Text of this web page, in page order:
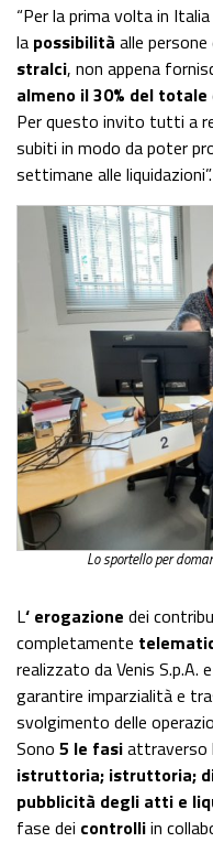
“Per la prima volta in
la possibilità alle
stralci, non appena
almeno il 30% del totale
Per questo invito tutti a
subiti in modo da poter
settimane alle liquidazioni”.
Lo sportello per
L‘ erogazione dei
completamente
realizzato da Venis S.p.A.
garantire imparzialità e
svolgimento delle
Sono 5 le fasiattraverso
istruttoria; istruttoria;
pubblicità degli atti e
fase dei controlliin